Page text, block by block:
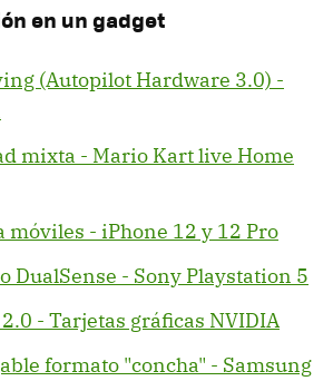
en un gadget
(Autopilot Hardware 3.0) -
mixta - Mario Kart live Home
móviles - iPhone 12 y 12 Pro
DualSense - Sony Playstation 5
- Tarjetas gráficas NVIDIA
formato "concha" - Samsung